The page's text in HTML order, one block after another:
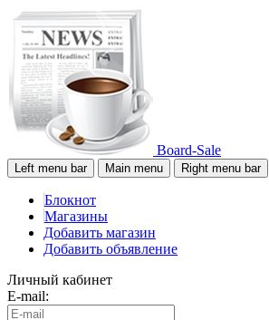
Board-Sale
Left menu bar Main menu Right menu bar
Блокнот
Магазины
Добавить магазин
Добавить объявление
Личный кабинет
E-mail: